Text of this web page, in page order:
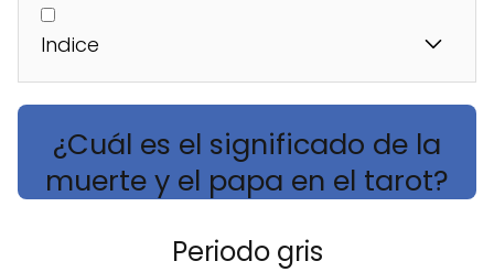
Indice
¿Cuál es el significado de la
muerte y el papa en el tarot?
Periodo gris